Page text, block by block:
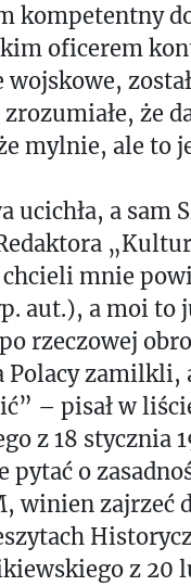
kompetentny
oficerem
że
mylnie, ale to
ucichła, a sam
mnie
a moi to
rzeczowej
Polacy zamilkli,
– pisał w
z 18 stycznia
pytać o
winien zajrzeć
z 20